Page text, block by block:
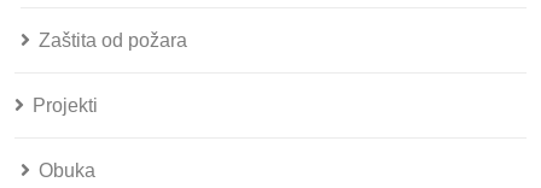
Zaštita od požara
Projekti
Obuka